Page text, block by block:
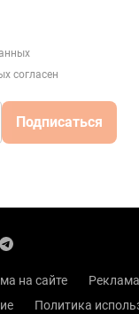
согласен
Подписаться
на сайте
Политика